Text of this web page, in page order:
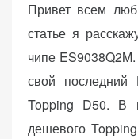
o
n
Привет всем
статье я
чипе
свой
Topping D50. В
дешевого
«Принять
все»